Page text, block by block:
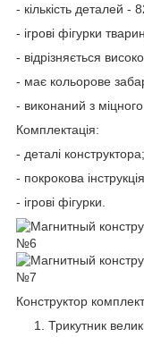
- кількість деталей -
- ігрові фігурки
- відрізняється
- має кольорове
- виконаний з
Комплектація:
- деталі конструктора;
- покрокова
- ігрові фігурки.
Конструктор
Трикутник